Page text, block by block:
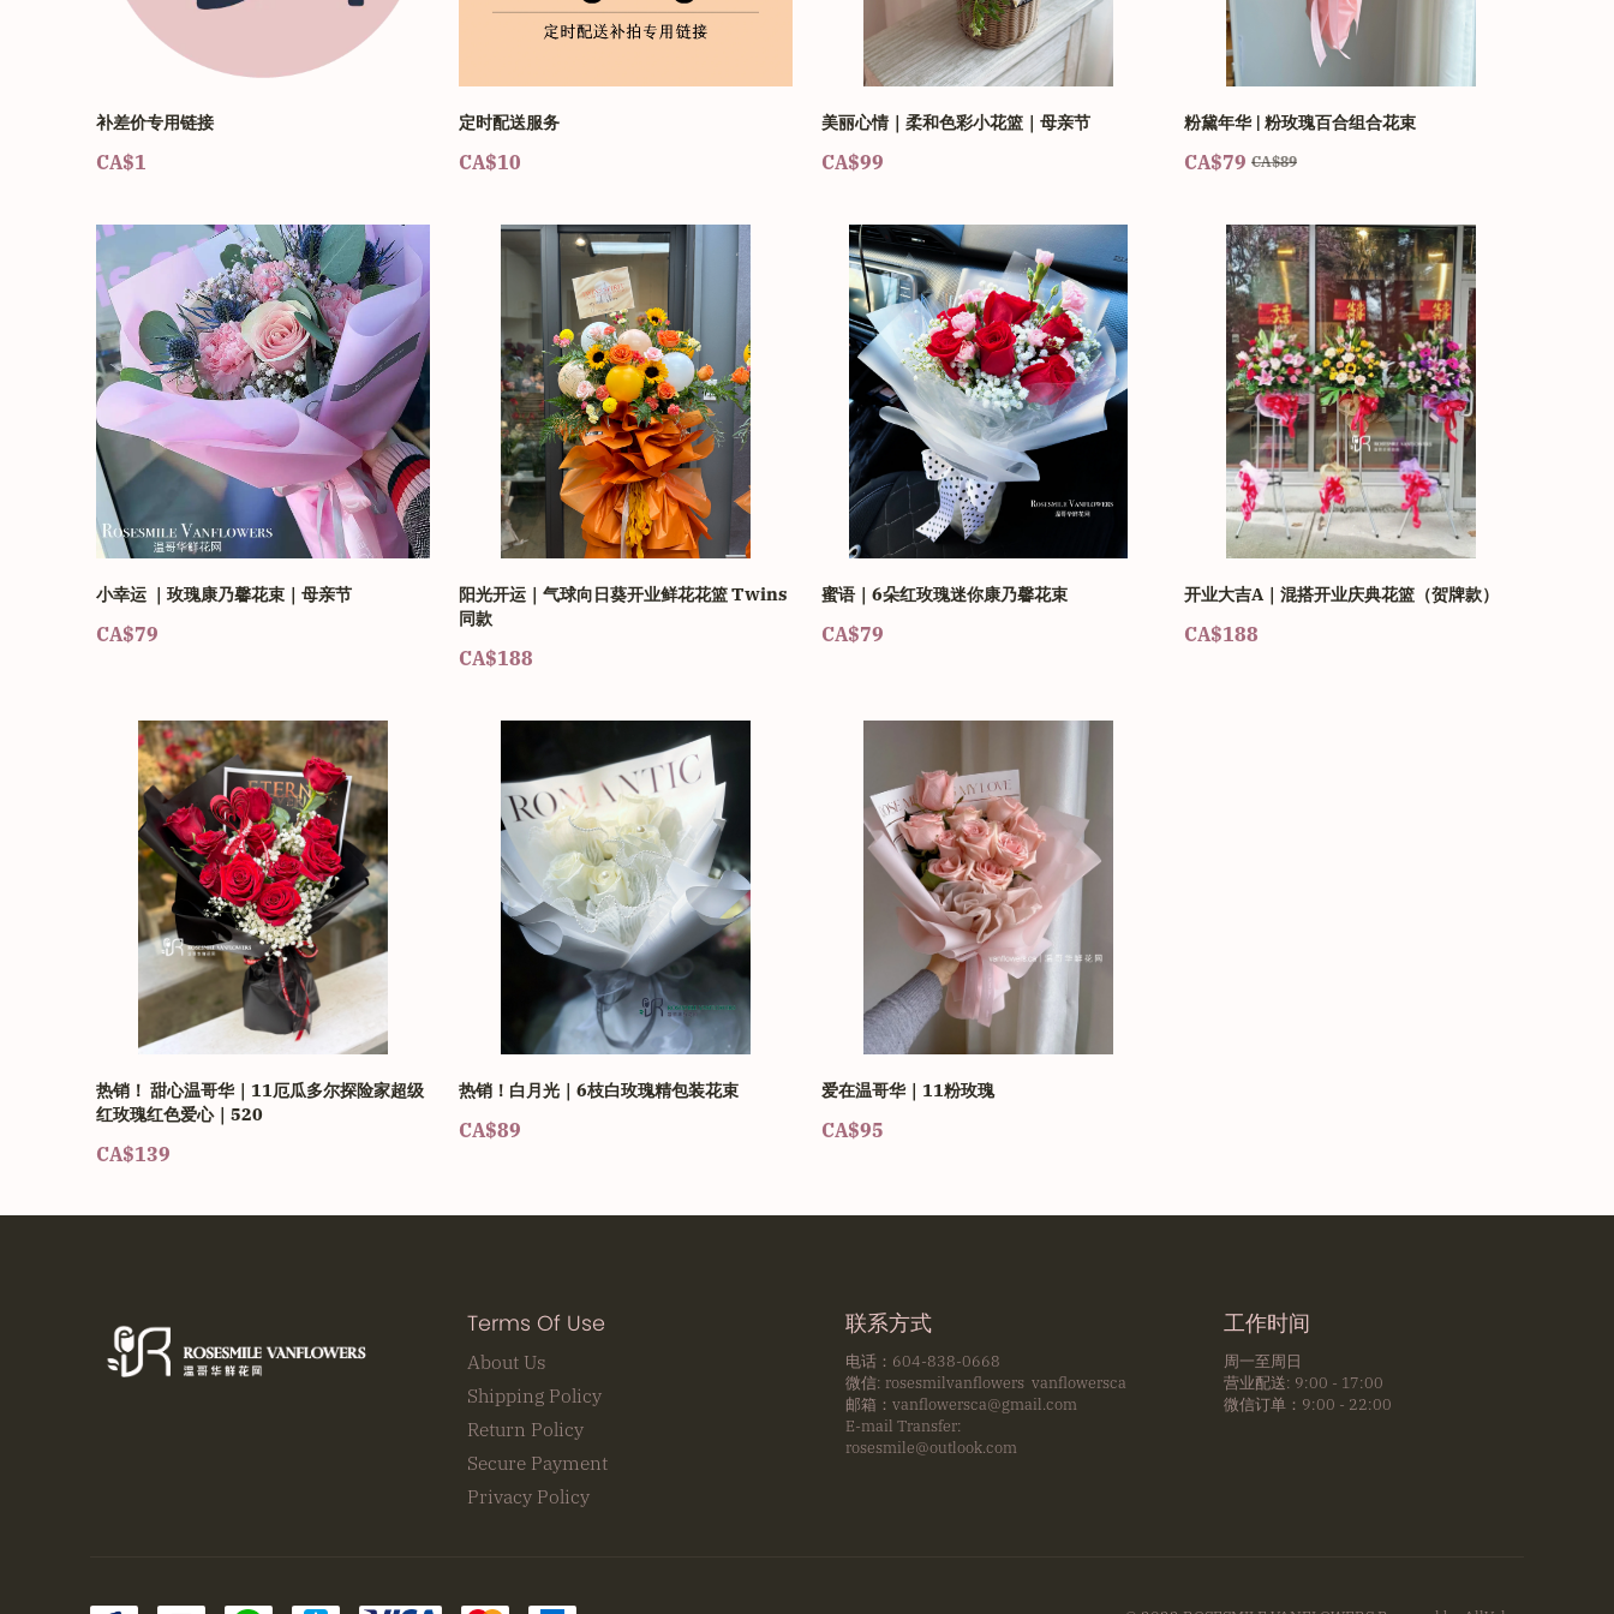
补差价专用链接
CA$1
定时配送服务
CA$10
美丽心情｜柔和色彩小花篮｜母亲节
CA$99
粉黛年华 | 粉玫瑰百合组合花束
CA$79 CA$89
小幸运 ｜玫瑰康乃馨花束｜母亲节
CA$79
阳光开运｜气球向日葵开业鲜花花篮 Twins
同款
CA$188
蜜语｜6朵红玫瑰迷你康乃馨花束
CA$79
开业大吉A｜混搭开业庆典花篮（贺牌款）
CA$188
热销！ 甜心温哥华｜11厄瓜多尔探险家超级
红玫瑰红色爱心｜520
CA$139
热销！白月光｜6枝白玫瑰精包装花束
CA$89
爱在温哥华｜11粉玫瑰
CA$95
Terms Of Use
About Us
Shipping Policy
Return Policy
Secure Payment
Privacy Policy
联系方式
电话：604-838-0668
微信: rosesmilvanflowers vanflowersca
邮箱：vanflowersca@gmail.com
E-mail Transfer:
rosesmile@outlook.com
工作时间
周一至周日
营业配送: 9:00 - 17:00
微信订单：9:00 - 22:00